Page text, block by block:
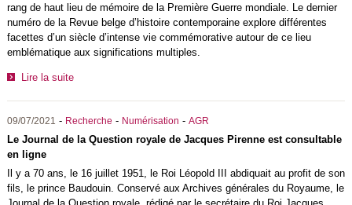
rang de haut lieu de mémoire de la Première Guerre mondiale. Le dernier
numéro de la Revue belge d’histoire contemporaine explore différentes
facettes d’un siècle d’intense vie commémorative autour de ce lieu
emblématique aux significations multiples.
Lire la suite
09/07/2021 - Recherche - Numérisation - AGR
Le Journal de la Question royale de Jacques Pirenne est consultable
en ligne
Il y a 70 ans, le 16 juillet 1951, le Roi Léopold III abdiquait au profit de son
fils, le prince Baudouin. Conservé aux Archives générales du Royaume, le